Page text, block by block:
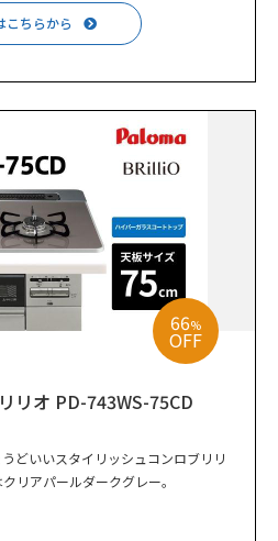
こちらから
66%
OFF
リオ PD-743WS-75CD
どいいスタイリッシュコンロブリリ
リアパールダークグレー。